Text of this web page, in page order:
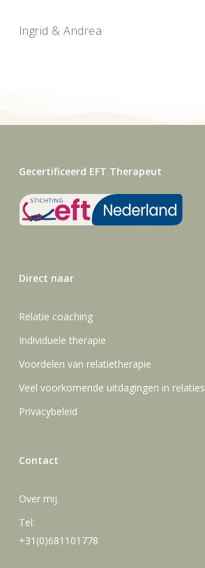
Ingrid & Andrea
Gecertificeerd EFT Therapeut
Direct naar
Relatie coaching
Individuele therapie
Voordelen van relatietherapie
Veel voorkomende uitdagingen in relaties
Privacybeleid
Contact
Over mij
Tel:
+31(0)681101778